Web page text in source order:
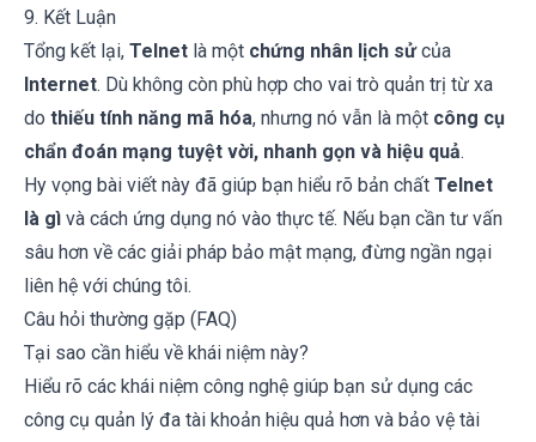
9. Kết Luận
Tổng kết lại, Telnet là một chứng nhân lịch sửcủa
Internet. Dù không còn phù hợp cho vai trò quản trị từ xa
do thiếu tính năng mã hóa, nhưng nó vẫn là một công cụ
chẩn đoán mạng tuyệt vời, nhanh gọn và hiệu quả.
Hy vọng bài viết này đã giúp bạn hiểu rõ bản chất Telnet
là gì và cách ứng dụng nó vào thực tế. Nếu bạn cần tư vấn
sâu hơn về các giải pháp bảo mật mạng, đừng ngần ngại
liên hệ với chúng tôi.
Câu hỏi thường gặp (FAQ)
Tại sao cần hiểu về khái niệm này?
Hiểu rõ các khái niệm công nghệ giúp bạn sử dụng các
công cụ quản lý đa tài khoản hiệu quả hơn và bảo vệ tài